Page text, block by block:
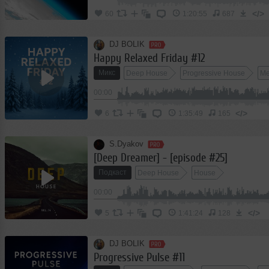
60 1:20:55 687 </>
DJ BOLIK
Happy Relaxed Friday #12
Микс Deep House Progressive House
6 1:35:49 165 </>
S.Dyakov
[Deep Dreamer] - [episode #25]
Подкаст Deep House House
5 1:41:24 128 </>
DJ BOLIK
Progressive Pulse #11